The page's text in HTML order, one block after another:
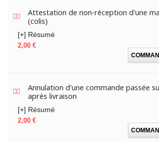
Attestation de non-réception d'une
(colis)
[+] Résumé
Prix
2,00 €
Annulation d'une commande passée
après livraison
[+] Résumé
Prix
2,00 €